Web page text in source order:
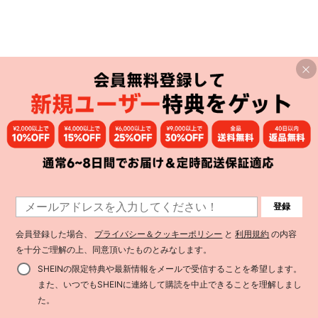
登録
会員登録した場合、 プライバシー＆クッキーポリシー と利用規約 の内容
を十分ご理解の上、同意頂いたものとみなします。
SHEINの限定特典や最新情報をメールで受信することを希望します。
また、いつでもSHEINに連絡して購読を中止できることを理解しまし
た。